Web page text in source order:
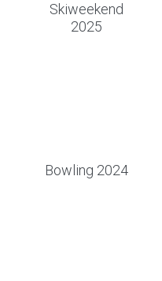
Skiweekend
2025
Bowling 2024